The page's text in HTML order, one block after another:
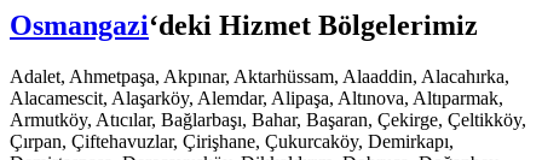
giriş
giriş
Osmangazi‘deki Hizmet Bölgelerimiz
Adalet, Ahmetpaşa, Akpınar, Aktarhüssam, Alaaddin, Alacahırka,
Alacamescit, Alaşarköy, Alemdar, Alipaşa, Altınova, Altıparmak,
Armutköy, Atıcılar, Bağlarbaşı, Bahar, Başaran, Çekirge, Çeltikköy,
Çırpan, Çiftehavuzlar, Çirişhane, Çukurcaköy, Demirkapı,